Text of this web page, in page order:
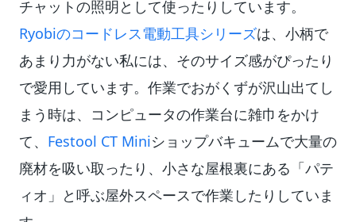
チャットの照明として使ったりしています。
Ryobiのコードレス電動工具シリーズは、小柄で
あまり力がない私には、そのサイズ感がぴったり
で愛用しています。作業でおがくずが沢山出てし
まう時は、コンピュータの作業台に雑巾をかけ
て、 Festool CT Miniショップバキュームで大量の
廃材を吸い取ったり、小さな屋根裏にある「パテ
ィオ」と呼ぶ屋外スペースで作業したりしていま